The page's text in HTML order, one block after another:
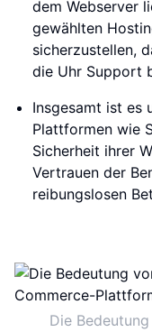
dem Webserver
gewählten
sicherzustellen,
die Uhr Support
Insgesamt ist es
Plattformen wie
Sicherheit ihrer
Vertrauen der
reibungslosen
Die